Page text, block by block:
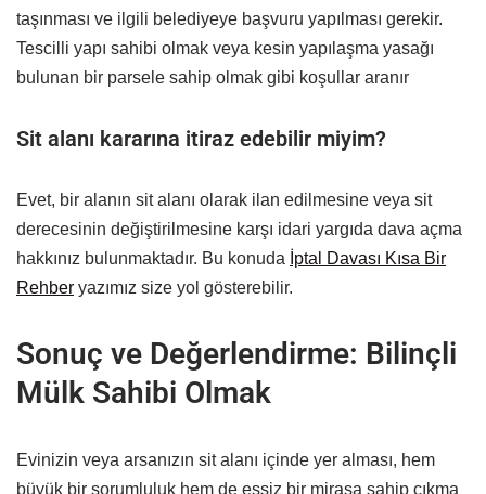
taşınması ve ilgili belediyeye başvuru yapılması gerekir.
Tescilli yapı sahibi olmak veya kesin yapılaşma yasağı
bulunan bir parsele sahip olmak gibi koşullar aranır
Sit alanı kararına itiraz edebilir miyim?
Evet, bir alanın sit alanı olarak ilan edilmesine veya sit
derecesinin değiştirilmesine karşı idari yargıda dava açma
hakkınız bulunmaktadır. Bu konuda İptal Davası Kısa Bir
Rehber yazımız size yol gösterebilir.
Sonuç ve Değerlendirme: Bilinçli
Mülk Sahibi Olmak
Evinizin veya arsanızın sit alanı içinde yer alması, hem
büyük bir sorumluluk hem de eşsiz bir mirasa sahip çıkma